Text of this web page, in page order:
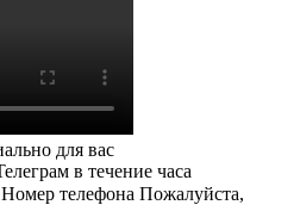
для вас
в течение часа
Номер телефона Пожалуйста,